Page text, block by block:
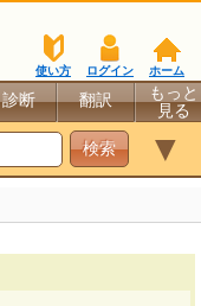
ホーム
ログイン
使い方
診断 翻訳
もっと
見る
▼